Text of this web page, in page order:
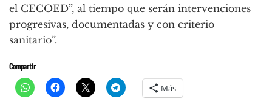
el CECOED”, al tiempo que serán intervenciones
progresivas, documentadas y con criterio
sanitario”.
Compartir
Más